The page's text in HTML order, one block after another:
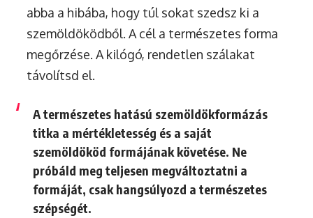
abba a hibába, hogy túl sokat szedsz ki a
szemöldöködből. A cél a természetes forma
megőrzése. A kilógó, rendetlen szálakat
távolítsd el.
A természetes hatású szemöldökformázás
titka a mértékletesség és a saját
szemöldököd formájának követése. Ne
próbáld meg teljesen megváltoztatni a
formáját, csak hangsúlyozd a természetes
szépségét.